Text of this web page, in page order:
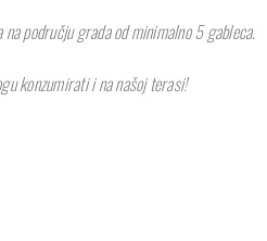
na području grada od minimalno 5 gableca.
konzumirati i na našoj terasi!